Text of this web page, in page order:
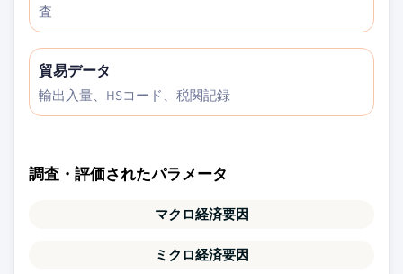
査
貿易データ
輸出入量、HSコード、税関記録
調査・評価されたパラメータ
マクロ経済要因
ミクロ経済要因